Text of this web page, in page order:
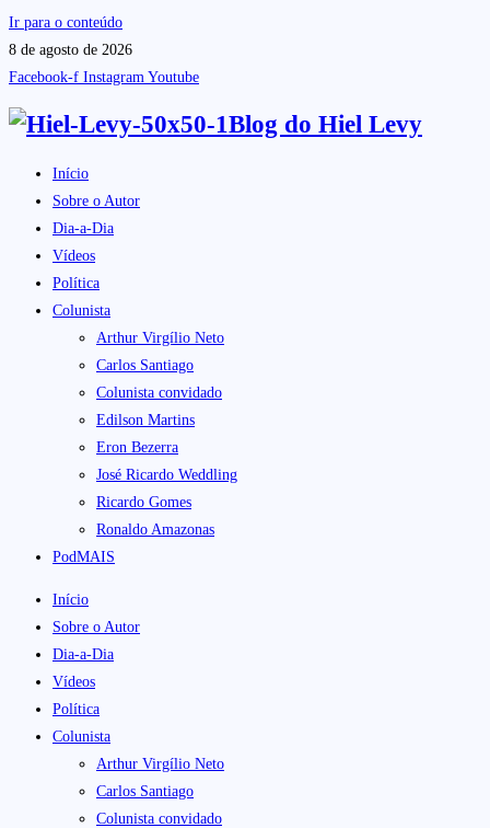
Ir para o conteúdo
8 de agosto de 2026
Facebook-f Instagram Youtube
Blog do Hiel Levy
Início
Sobre o Autor
Dia-a-Dia
Vídeos
Política
Colunista
Arthur Virgílio Neto
Carlos Santiago
Colunista convidado
Edilson Martins
Eron Bezerra
José Ricardo Weddling
Ricardo Gomes
Ronaldo Amazonas
PodMAIS
Início
Sobre o Autor
Dia-a-Dia
Vídeos
Política
Colunista
Arthur Virgílio Neto
Carlos Santiago
Colunista convidado